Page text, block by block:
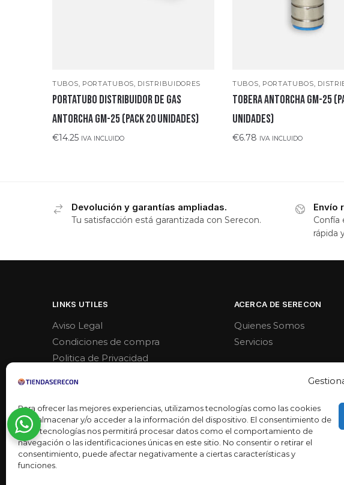
Para ofrecer las mejores experiencias, utilizamos tecnologías como las cookies
para almacenar y/o acceder a la información del dispositivo. El consentimiento de
estas tecnologías nos permitirá procesar datos como el comportamiento de
navegación o las identificaciones únicas en este sitio. No consentir o retirar el
consentimiento, puede afectar negativamente a ciertas características y
funciones.
TUBOS, PORTATUBOS, DISTRIBUIDORES
PORTATUBO DISTRIBUIDOR DE GAS
ANTORCHA GM-25 (PACK 20 UNIDADES)
€14.25 IVA INCLUIDO
TUBOS, PORTATUBOS,
TOBERA ANTORCHA GM-25
unidades)
€6.78 IVA INCLUIDO
Devolución y garantías ampliadas.
Tu satisfacción está garantizada con Serecon.
Envío
Confía
rápida
LINKS UTILES
Aviso Legal
Condiciones de compra
Politica de Privacidad
ACERCA DE SERECON
Quienes Somos
Servicios